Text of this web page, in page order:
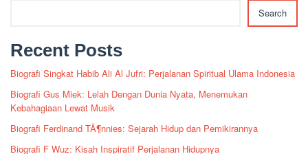
Search
Recent Posts
Biografi Singkat Habib Ali Al Jufri: Perjalanan Spiritual Ulama Indonesia
Biografi Gus Miek: Lelah Dengan Dunia Nyata, Menemukan
Kebahagiaan Lewat Musik
Biografi Ferdinand TÃ¶nnies: Sejarah Hidup dan Pemikirannya
Biografi F Wuz: Kisah Inspiratif Perjalanan Hidupnya